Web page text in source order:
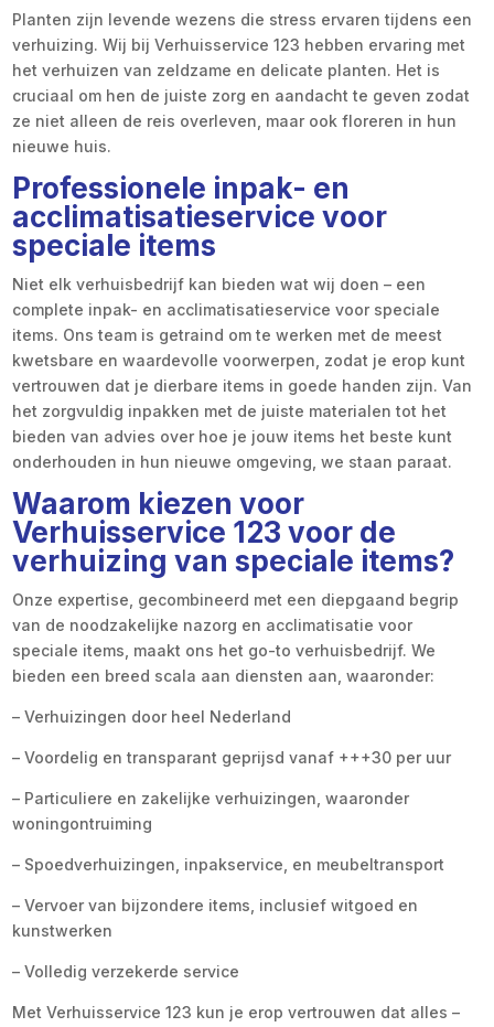
Planten zijn levende wezens die stress ervaren tijdens een
verhuizing. Wij bij Verhuisservice 123 hebben ervaring met
het verhuizen van zeldzame en delicate planten. Het is
cruciaal om hen de juiste zorg en aandacht te geven zodat
ze niet alleen de reis overleven, maar ook floreren in hun
nieuwe huis.
Professionele inpak- en
acclimatisatieservice voor
speciale items
Niet elk verhuisbedrijf kan bieden wat wij doen – een
complete inpak- en acclimatisatieservice voor speciale
items. Ons team is getraind om te werken met de meest
kwetsbare en waardevolle voorwerpen, zodat je erop kunt
vertrouwen dat je dierbare items in goede handen zijn. Van
het zorgvuldig inpakken met de juiste materialen tot het
bieden van advies over hoe je jouw items het beste kunt
onderhouden in hun nieuwe omgeving, we staan paraat.
Waarom kiezen voor
Verhuisservice 123 voor de
verhuizing van speciale items?
Onze expertise, gecombineerd met een diepgaand begrip
van de noodzakelijke nazorg en acclimatisatie voor
speciale items, maakt ons het go-to verhuisbedrijf. We
bieden een breed scala aan diensten aan, waaronder:
– Verhuizingen door heel Nederland
– Voordelig en transparant geprijsd vanaf +++30 per uur
– Particuliere en zakelijke verhuizingen, waaronder
woningontruiming
– Spoedverhuizingen, inpakservice, en meubeltransport
– Vervoer van bijzondere items, inclusief witgoed en
kunstwerken
– Volledig verzekerde service
Met Verhuisservice 123 kun je erop vertrouwen dat alles –